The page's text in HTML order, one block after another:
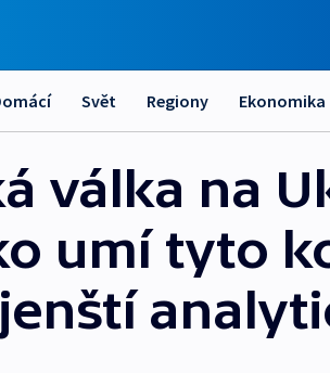
Svět Regiony Ekonomika
válka na
umí tyto